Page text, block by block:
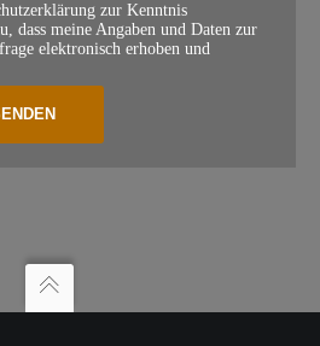
zur Kenntnis
dass meine Angaben und Daten zur
elektronisch erhoben und